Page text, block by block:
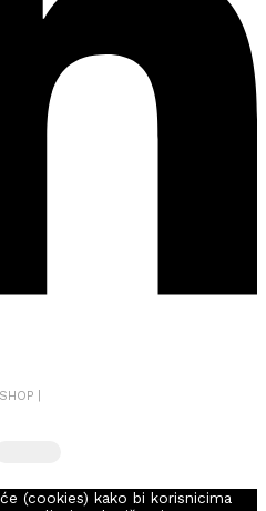
(cookies) kako bi korisnicima